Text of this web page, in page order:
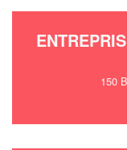
150